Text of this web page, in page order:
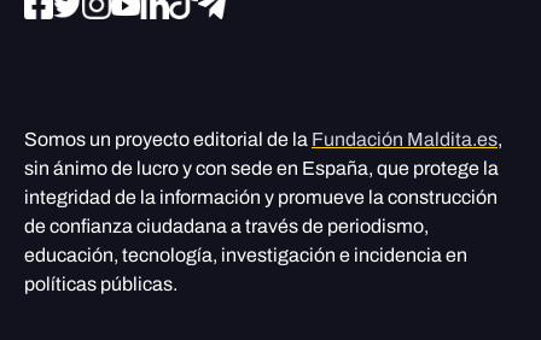
Somos un proyecto editorial de la Fundación Maldita.es,
sin ánimo de lucro y con sede en España, que protege la
integridad de la información y promueve la construcción
de confianza ciudadana a través de periodismo,
educación, tecnología, investigación e incidencia en
políticas públicas.